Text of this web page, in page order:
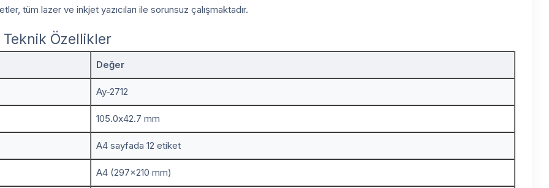
tüm lazer ve inkjet yazıcıları ile sorunsuz çalışmaktadır.
Teknik Özellikler
Değer
Ay-2712
105.0x42.7 mm
A4 sayfada 12 etiket
A4 (297x210 mm)